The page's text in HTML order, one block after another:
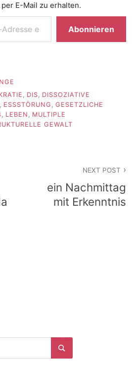
E-Mail zu erhalten.
Abonnieren
, DIS, DISSOZIATIVE
, ESSSTÖRUNG , GESETZLICHE
, LEBEN , MULTIPLE
GEWALT
NEXT POST
ein Nachmittag
mit Erkenntnis
Search